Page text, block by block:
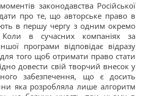
законодавства Російської
про те, що авторське право в
в першу чергу з одним окремо
Коли в сучасних компаніях за
програми відповідає відразу
того щоб отримати право стати
довести свій творчий внесок у
забезпечення, що є досить
яка розробляла лише алгоритм